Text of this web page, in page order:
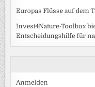
Europas Flüsse auf dem
Invest4Nature-Toolbox
Entscheidungshilfe für
Anmelden